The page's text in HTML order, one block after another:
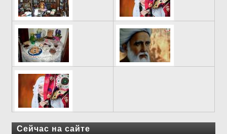
Сейчас на сайте